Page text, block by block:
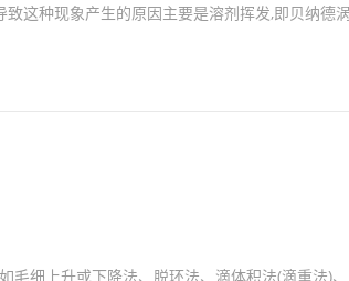
这种现象产生的原因主要是溶剂挥发,即贝纳德涡
毛细上升或下降法、脱环法、滴体积法(滴重法)